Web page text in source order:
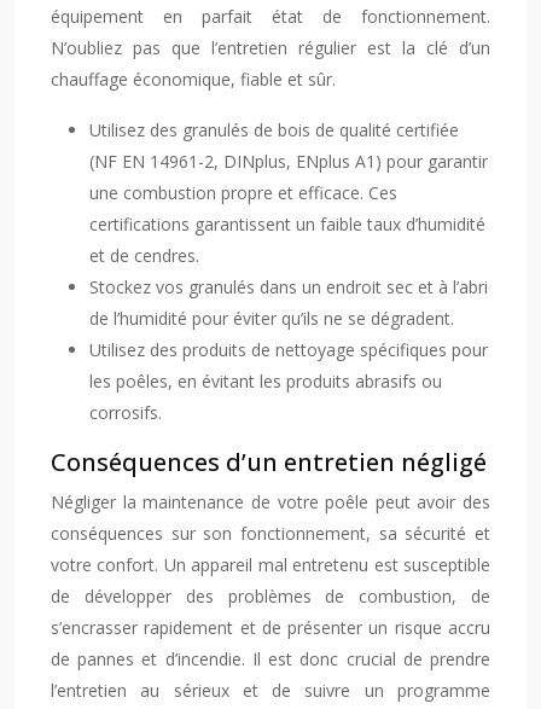
équipement en parfait état de fonctionnement.
N’oubliez pas que l’entretien régulier est la clé d’un
chauffage économique, fiable et sûr.
Utilisez des granulés de bois de qualité certifiée
(NF EN 14961-2, DINplus, ENplus A1) pour garantir
une combustion propre et efficace. Ces
certifications garantissent un faible taux d’humidité
et de cendres.
Stockez vos granulés dans un endroit sec et à l’abri
de l’humidité pour éviter qu’ils ne se dégradent.
Utilisez des produits de nettoyage spécifiques pour
les poêles, en évitant les produits abrasifs ou
corrosifs.
Conséquences d’un entretien négligé
Négliger la maintenance de votre poêle peut avoir des
conséquences sur son fonctionnement, sa sécurité et
votre confort. Un appareil mal entretenu est susceptible
de développer des problèmes de combustion, de
s’encrasser rapidement et de présenter un risque accru
de pannes et d’incendie. Il est donc crucial de prendre
l’entretien au sérieux et de suivre un programme